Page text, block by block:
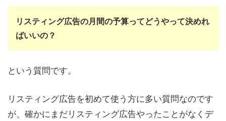
リスティング広告の月間の予算ってどうやって決めれ
ばいいの？
という質問です。
リスティング広告を初めて使う方に多い質問なのです
が、確かにまだリスティング広告やったことがなくデ